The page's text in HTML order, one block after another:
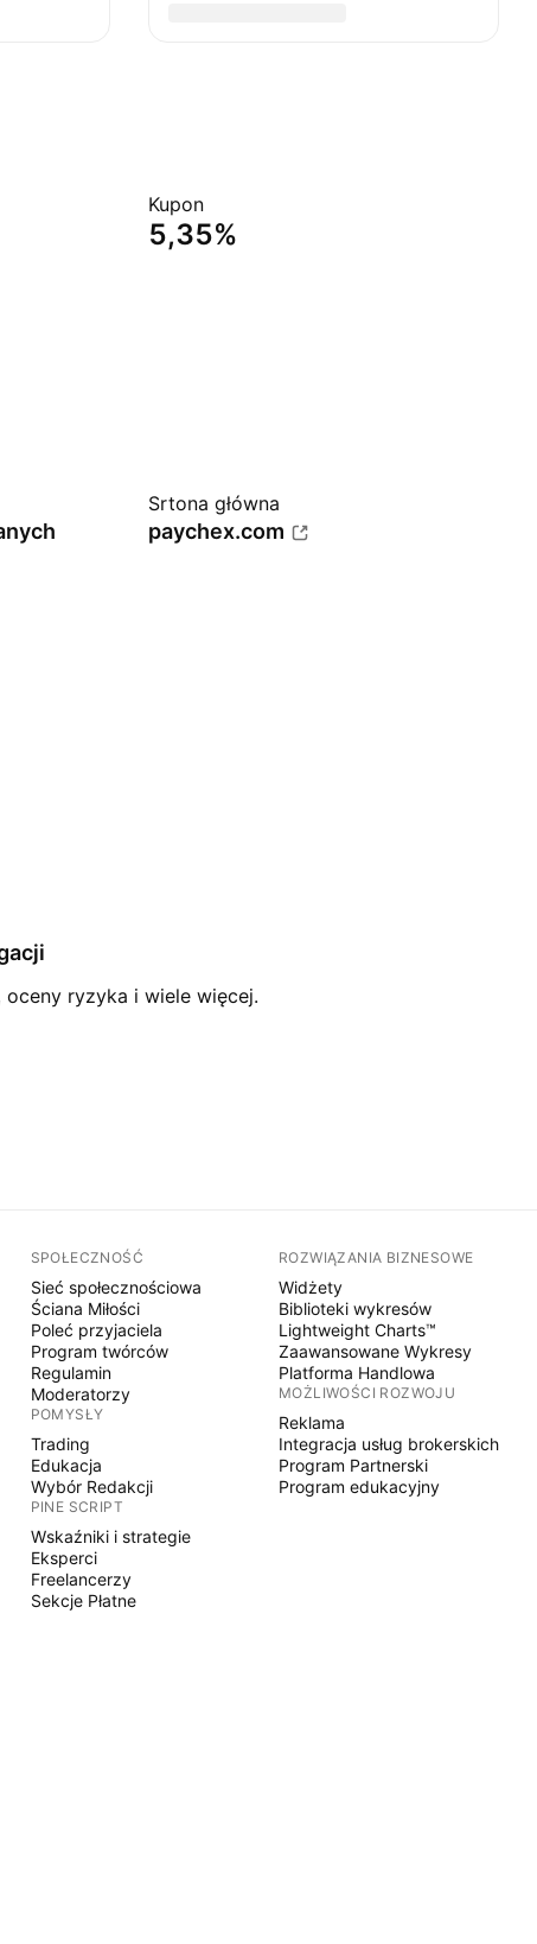
Kupon
5,35%
Srtona główna
paychex.com
ryzyka i wiele więcej.
SPOŁECZNOŚĆ
Sieć społecznościowa
Ściana Miłości
Poleć przyjaciela
Program twórców
Regulamin
Moderatorzy
POMYSŁY
Trading
Edukacja
Wybór Redakcji
PINE SCRIPT
Wskaźniki i strategie
Eksperci
Freelancerzy
Sekcje Płatne
ROZWIĄZANIA BIZNESOWE
Widżety
Biblioteki wykresów
Lightweight Charts™
Zaawansowane Wykresy
Platforma Handlowa
MOŻLIWOŚCI ROZWOJU
Reklama
Integracja usług brokerskich
Program Partnerski
Program edukacyjny